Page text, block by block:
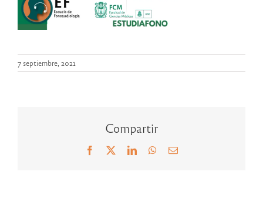
7 septiembre, 2021
Compartir
Facebook LinkedInWhatsApp
Correo